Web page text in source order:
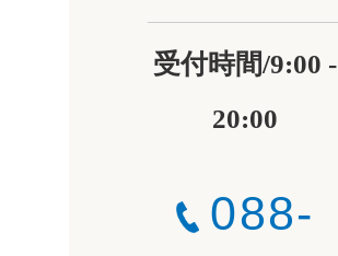
受付時間/9:00 -
20:00
088-